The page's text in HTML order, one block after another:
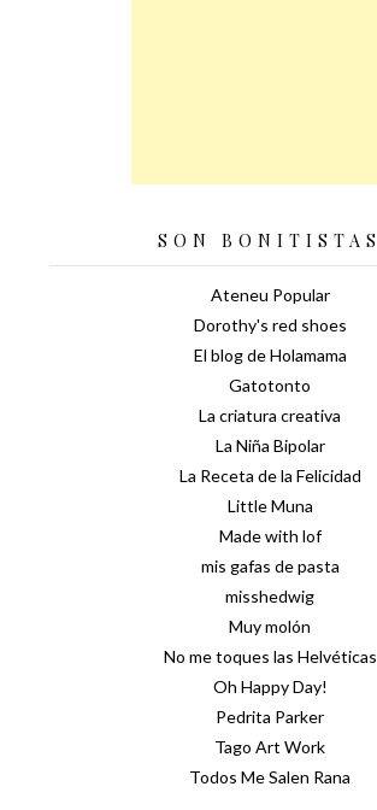
SON BONITISTAS
Ateneu Popular
Dorothy's red shoes
El blog de Holamama
Gatotonto
La criatura creativa
La Niña Bipolar
La Receta de la Felicidad
Little Muna
Made with lof
mis gafas de pasta
misshedwig
Muy molón
No me toques las Helvéticas
Oh Happy Day!
Pedrita Parker
Tago Art Work
Todos Me Salen Rana